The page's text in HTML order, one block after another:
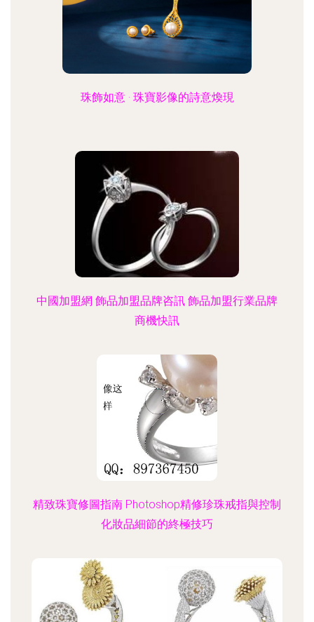
珠飾如意 · 珠寶影像的詩意煥現
中國加盟網 飾品加盟品牌咨訊 飾品加盟行業品牌
商機快訊
精致珠寶修圖指南 Photoshop精修珍珠戒指與控制
化妝品細節的終極技巧